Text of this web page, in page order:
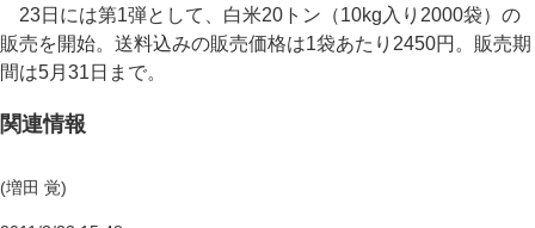
23日には第1弾として、白米20トン（10kg入り2000袋）の
販売を開始。送料込みの販売価格は1袋あたり2450円。販売期
間は5月31日まで。
関連情報
(増田 覚)